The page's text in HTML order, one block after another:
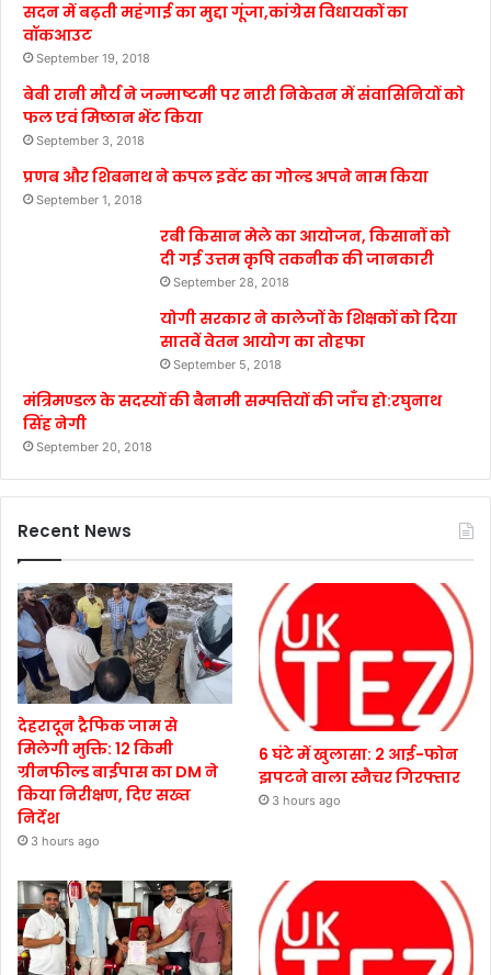
सदन में बढ़ती महंगाई का मुद्दा गूंजा,कांग्रेस विधायकों का
वॉकआउट
September 19, 2018
बेबी रानी मौर्य ने जन्माष्टमी पर नारी निकेतन में संवासिनियों को
फल एवं मिष्ठान भेंट किया
September 3, 2018
प्रणब और शिबनाथ ने कपल इवेंट का गोल्ड अपने नाम किया
September 1, 2018
रबी किसान मेले का आयोजन, किसानों को
दी गई उत्तम कृषि तकनीक की जानकारी
September 28, 2018
योगी सरकार ने कालेजों के शिक्षकों को दिया
सातवें वेतन आयोग का तोहफा
September 5, 2018
मंत्रिमण्डल के सदस्यों की बैनामी सम्पत्तियों की जाँच हो:रघुनाथ
सिंह नेगी
September 20, 2018
Recent News
देहरादून ट्रैफिक जाम से
मिलेगी मुक्ति: 12 किमी
ग्रीनफील्ड बाईपास का DM ने
किया निरीक्षण, दिए सख्त
निर्देश
3 hours ago
6 घंटे में खुलासा: 2 आई-फोन
झपटने वाला स्नैचर गिरफ्तार
3 hours ago